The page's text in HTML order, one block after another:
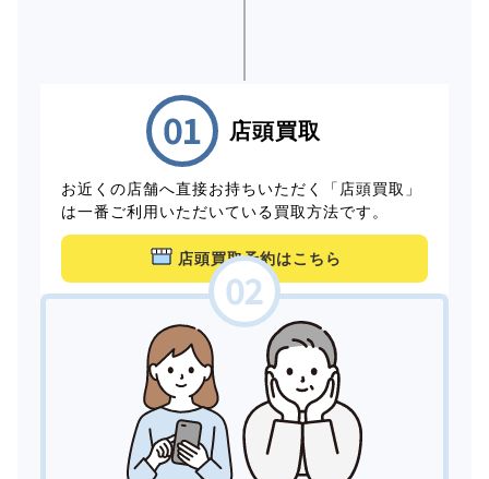
店頭買取
お近くの店舗へ直接お持ちいただく「店頭買取」
は一番ご利用いただいている買取方法です。
店頭買取予約はこちら